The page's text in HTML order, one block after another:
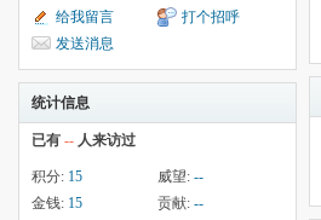
给我留言
打个招呼
发送消息
统计信息
已有 -- 人来访过
积分: 15 威望: --
金钱: 15 贡献: --